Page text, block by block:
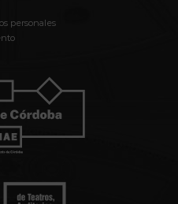
personales